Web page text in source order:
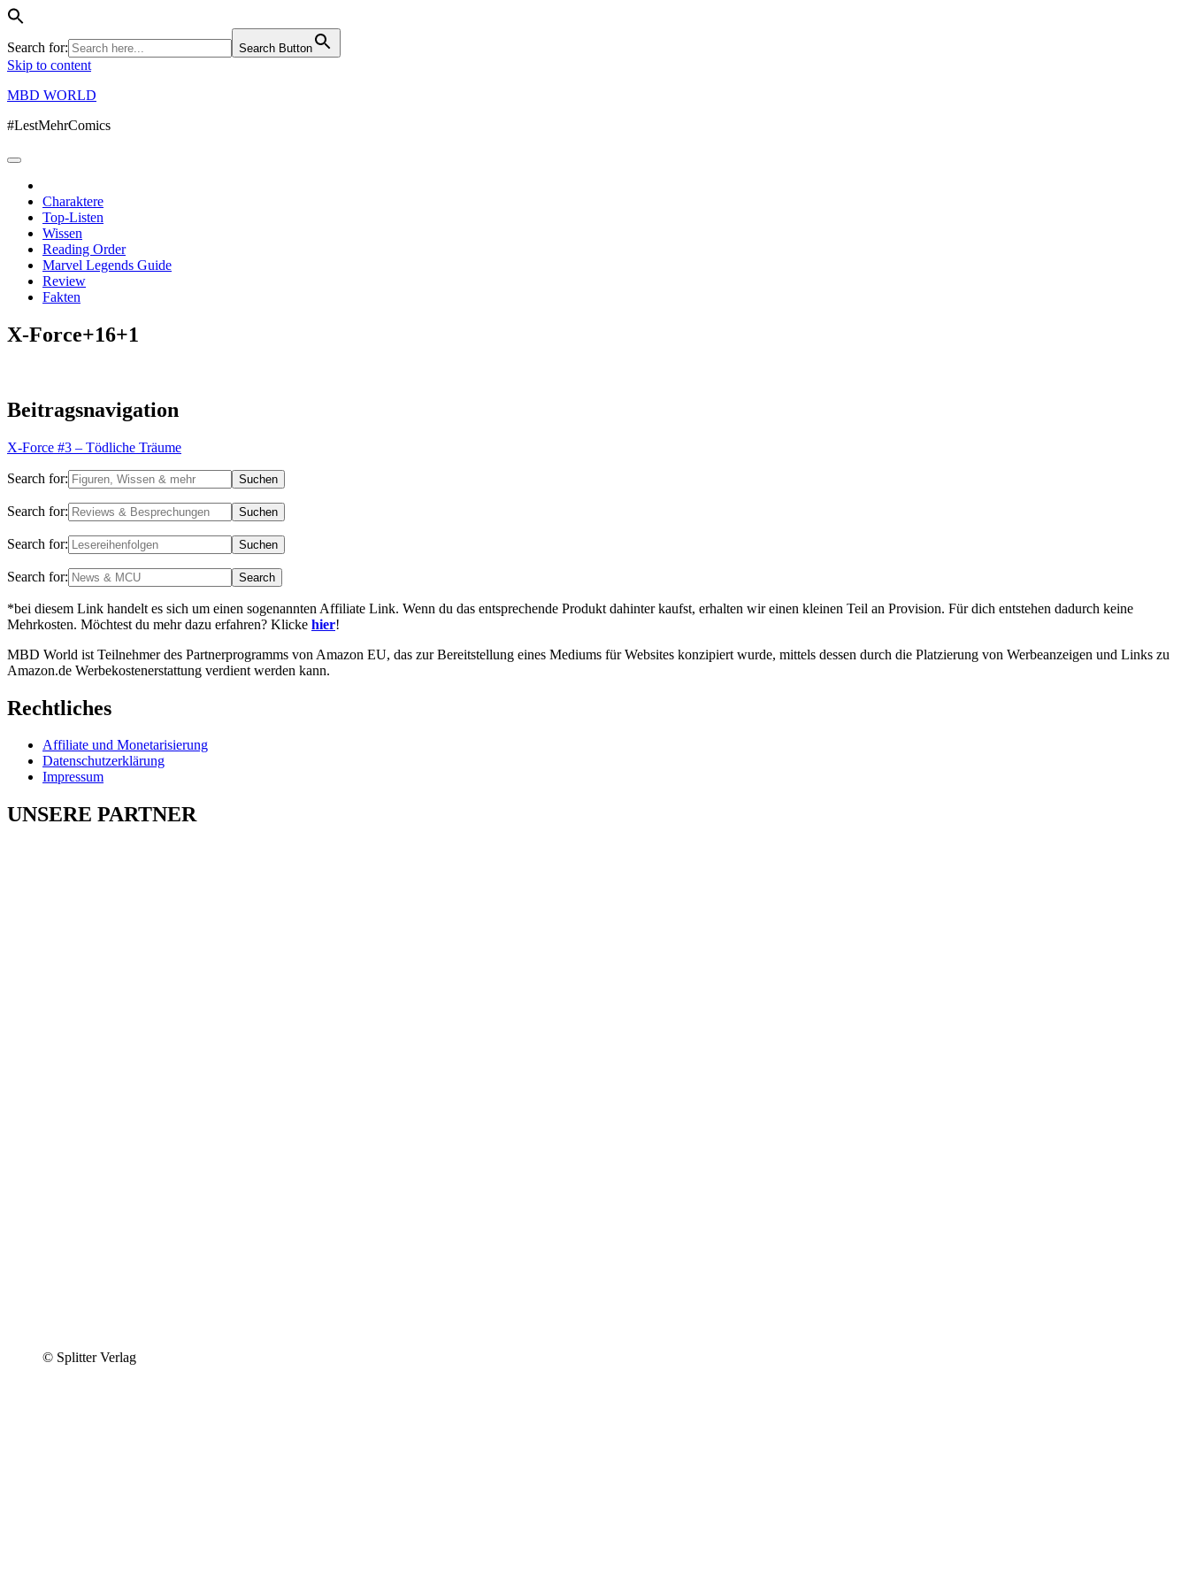
Search for: Search Button
Skip to content
MBD WORLD
#LestMehrComics
Charaktere
Top-Listen
Wissen
Reading Order
Marvel Legends Guide
Review
Fakten
X-Force+16+1
Beitragsnavigation
X-Force #3 – Tödliche Träume
Search for:
Search for:
Search for:
Search for:
*bei diesem Link handelt es sich um einen sogenannten Affiliate Link. Wenn du das entsprechende Produkt dahinter kaufst, erhalten wir einen kleinen Teil an Provision. Für dich entstehen dadurch keine
Mehrkosten. Möchtest du mehr dazu erfahren? Klicke hier!
MBD World ist Teilnehmer des Partnerprogramms von Amazon EU, das zur Bereitstellung eines Mediums für Websites konzipiert wurde, mittels dessen durch die Platzierung von Werbeanzeigen und Links zu
Amazon.de Werbekostenerstattung verdient werden kann.
Rechtliches
Affiliate und Monetarisierung
Datenschutzerklärung
Impressum
UNSERE PARTNER
© Splitter Verlag